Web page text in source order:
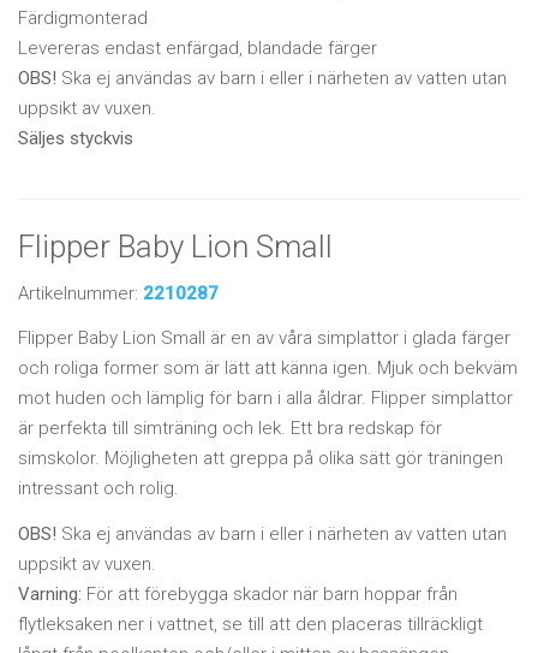
Färdigmonterad
Levereras endast enfärgad, blandade färger
OBS! Ska ej användas av barn i eller i närheten av vatten utan
uppsikt av vuxen.
Säljes styckvis
Flipper Baby Lion Small
Artikelnummer: 2210287
Flipper Baby Lion Small är en av våra simplattor i glada färger
och roliga former som är lätt att känna igen. Mjuk och bekväm
mot huden och lämplig för barn i alla åldrar. Flipper simplattor
är perfekta till simträning och lek. Ett bra redskap för
simskolor. Möjligheten att greppa på olika sätt gör träningen
intressant och rolig.
OBS! Ska ej användas av barn i eller i närheten av vatten utan
uppsikt av vuxen.
Varning: För att förebygga skador när barn hoppar från
flytleksaken ner i vattnet, se till att den placeras tillräckligt